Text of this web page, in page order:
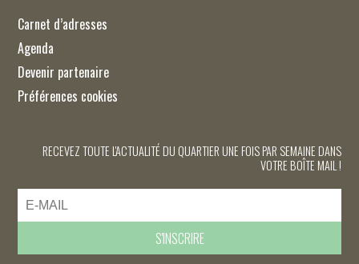
Carnet d’adresses
Agenda
Devenir partenaire
Préférences cookies
RECEVEZ TOUTE L'ACTUALITÉ DU QUARTIER UNE FOIS PAR SEMAINE DANS
VOTRE BOÎTE MAIL !